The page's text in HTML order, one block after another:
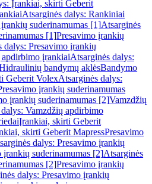
Įrankiai, skirti Geberit
Atsarginės dalys: Rankiniai
suderinamumas [1]Atsarginės
[1]Presavimo įrankių
dalys: Presavimo įrankių
įrankiaiAtsarginės dalys:
bandymų aklėsBandymo
Geberit VolexAtsarginės dalys:
įrankių suderinamumas
įrankių suderinamumas [2]Vamzdžių
Vamzdžių apdirbimo
Įrankiai, skirti Geberit
skirti Geberit MapressPresavimo
dalys: Presavimo įrankių
įrankių suderinamumas [2]Atsarginės
[2]Presavimo įrankių
dalys: Presavimo įrankių